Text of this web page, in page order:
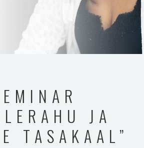
JA
TASAKAAL”